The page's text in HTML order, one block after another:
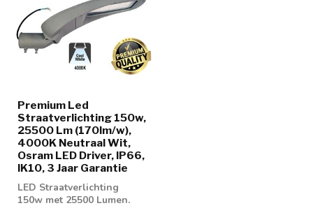
Premium Led
Straatverlichting 150w,
25500 Lm (170lm/w),
4000K Neutraal Wit,
Osram LED Driver, IP66,
IK10, 3 Jaar Garantie
LED Straatverlichting
150w met 25500 Lumen.